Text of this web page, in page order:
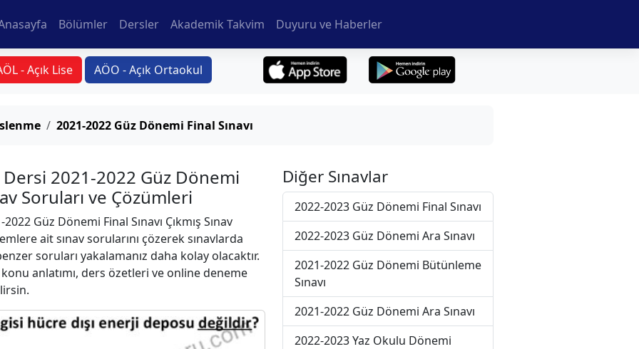
Bölümler Dersler Akademik Takvim Duyuru ve Haberler
- Açık Lise AÖO - Açık Ortaokul
2021-2022 Güz Dönemi Final Sınavı
2021-2022 Güz Dönemi
Soruları ve Çözümleri
Güz Dönemi Final Sınavı Çıkmış Sınav
ait sınav sorularını çözerek sınavlarda
soruları yakalamanız daha kolay olacaktır.
konu anlatımı, ders özetleri ve online deneme
Diğer Sınavlar
2022-2023 Güz Dönemi Final Sınavı
2022-2023 Güz Dönemi Ara Sınavı
2021-2022 Güz Dönemi Bütünleme
Sınavı
2021-2022 Güz Dönemi Ara Sınavı
2022-2023 Yaz Okulu Dönemi